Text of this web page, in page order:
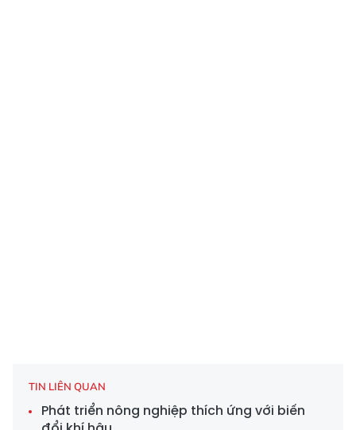
TIN LIÊN QUAN
Phát triển nông nghiệp thích ứng với biến